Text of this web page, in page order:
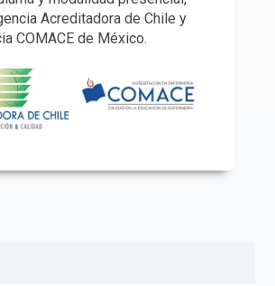
Acreditadora de Chile y
COMACE de México.